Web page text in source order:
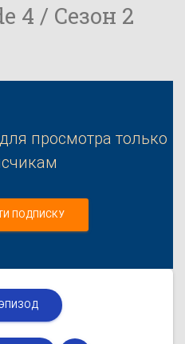
4 / Сезон 2
просмотра только
ПОДПИСКУ